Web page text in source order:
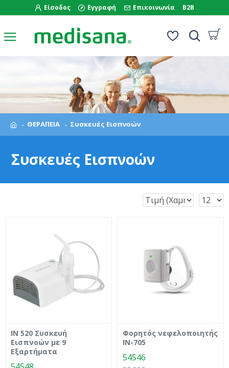
Είσοδος Εγγραφή Επικοινωνία B2B
ΘΕΡΑΠΕΙΑ Συσκευές Εισπνοών
Συσκευές Εισπνοών
IN 520 Συσκευή
Εισπνοών με 9
Εξαρτήματα
54546
Φορητός νεφελοποιητής
IN-705